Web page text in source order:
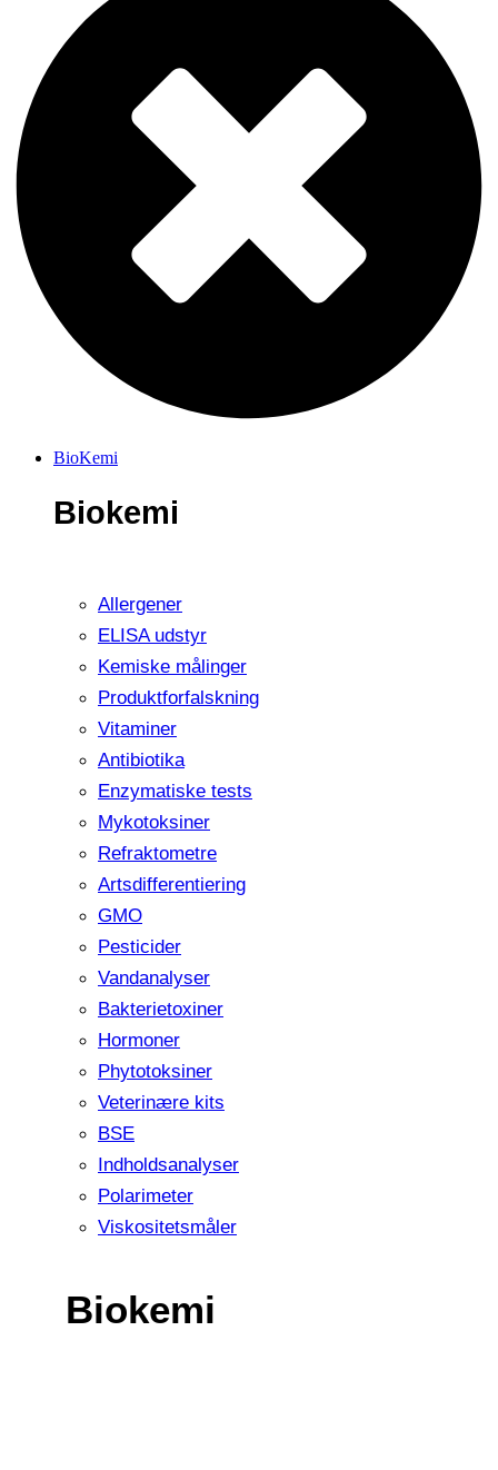
BioKemi
Biokemi
Allergener
ELISA udstyr
Kemiske målinger
Produktforfalskning
Vitaminer
Antibiotika
Enzymatiske tests
Mykotoksiner
Refraktometre
Artsdifferentiering
GMO
Pesticider
Vandanalyser
Bakterietoxiner
Hormoner
Phytotoksiner
Veterinære kits
BSE
Indholdsanalyser
Polarimeter
Viskositetsmåler
Biokemi